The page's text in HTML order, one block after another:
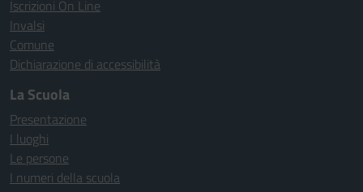
Iscrizioni On Line
Invalsi
Comune
Dichiarazione di accessibilità
La Scuola
Presentazione
I luoghi
Le persone
I numeri della scuola